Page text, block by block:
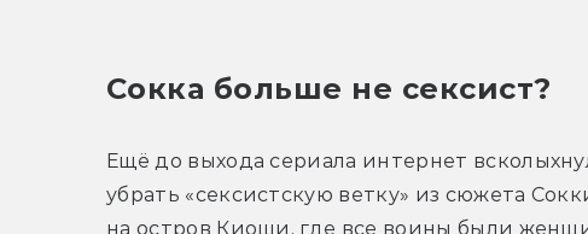
Сокка больше не сексист?
Ещё до выхода сериала интернет
убрать «сексистскую ветку» из сюжета
на остров Киоши, где все воины были